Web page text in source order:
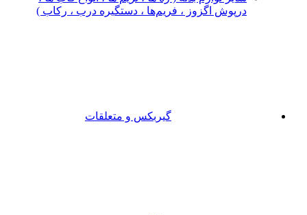
درپوش اگزوز ، فریم‌ها ، دستگیره درب ، رکاب )
گیربکس و متعلقات